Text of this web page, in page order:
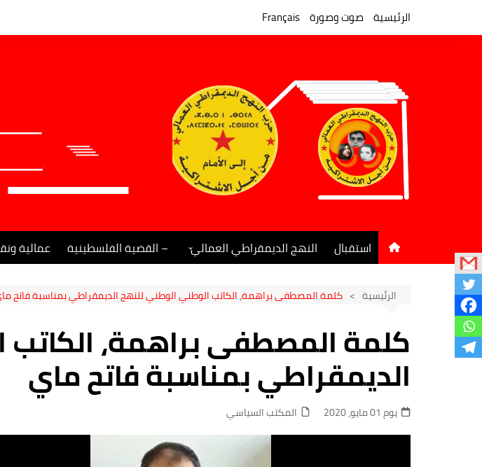
الرئيسية صوت وصورة Français
استقبال النهج الديمقراطي العمالي
جريدة النهج الديمقراطي
– القضية الفلسطينية عمالية
الرئيسية كلمة المصطفى براهمة، الكاتب الوطني الوطني للنهج الديمقراطي بمناسبة فاتح
كلمة المصطفى براهمة،
الديمقراطي بمناسبة فاتح ماي
يوم 01 مايو، 2020 المكتب السياسي